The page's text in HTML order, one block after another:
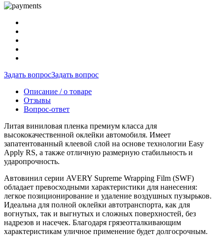
Задать вопросЗадать вопрос
Описание / о товаре
Отзывы
Вопрос-ответ
Литая виниловая пленка премиум класса для
высококачественной оклейки автомобиля. Имеет
запатентованный клеевой слой на основе технологии Easy
Apply RS, а также отличную размерную стабильность и
ударопрочность.
Автовинил серии AVERY Supreme Wrapping Film (SWF)
обладает превосходными характеристики для нанесения:
легкое позиционирование и удаление воздушных пузырьков.
Идеальна для полной оклейки автотранспорта, как для
вогнутых, так и выгнутых и сложных поверхностей, без
надрезов и насечек. Благодаря грязеотталкивающим
характеристикам уличное применение будет долгосрочным.